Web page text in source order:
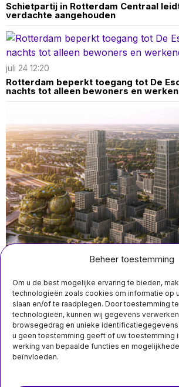
Beheer toestemming
Om u de best mogelijke ervaring te bieden,
technologieën zoals cookies om informatie op
slaan en/of te raadplegen. Door toestemming
technologieën, kunnen wij gegevens
browsegedrag en unieke
u geen toestemming geeft of uw toestemming
werking van bepaalde functies en
beïnvloeden.
Schietpartij in Rotterdam Centraal
verdachte aangehouden
juli 24 12:20
Rotterdam beperkt toegang tot De
nachts tot alleen bewoners en
juli 21 23:00
MVRDV wint ontwerpwedstrijd voor
Embassy in Rotterdam
MIS HET NIET
Finland en Baltische